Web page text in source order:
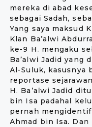
mereka di abad
sebagai Sadah,
Yang saya maksud
Klan Ba’alwi
ke-9 H. mengaku
Ba’alwi Jadid yang
Al-Suluk, kasusnya
reportase
H. Ba’alwi Jadid
bin Isa padahal
pernah
Ahmad bin Isa.